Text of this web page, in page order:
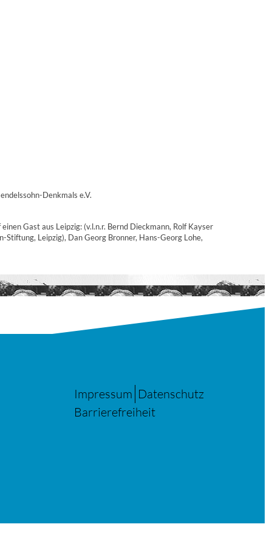
Denkmals e.V.
Gast aus Leipzig: (v.l.n.r. Bernd Dieckmann, Rolf Kayser
Leipzig), Dan Georg Bronner, Hans-Georg Lohe,
Impressum Datenschutz
Barrierefreiheit